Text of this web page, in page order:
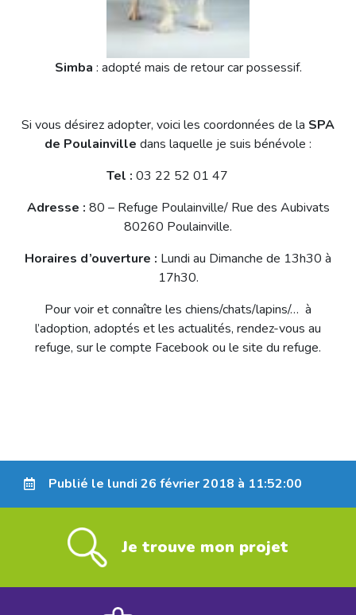
Simba : adopté mais de retour car possessif.
Si vous désirez adopter, voici les coordonnées de la SPA
de Poulainville dans laquelle je suis bénévole :
Tel : 03 22 52 01 47
Adresse : 80 – Refuge Poulainville/ Rue des Aubivats
80260 Poulainville.
Horaires d’ouverture : Lundi au Dimanche de 13h30 à
17h30.
Pour voir et connaître les chiens/chats/lapins/… à
l’adoption, adoptés et les actualités, rendez-vous au
refuge, sur le compte Facebook ou le site du refuge.
Publié le lundi 26 février 2018 à 11:52:00
Je trouve mon projet